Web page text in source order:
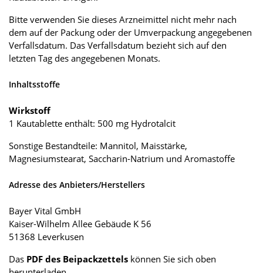
Bitte verwenden Sie dieses Arzneimittel nicht mehr nach
dem auf der Packung oder der Umverpackung angegebenen
Verfallsdatum. Das Verfallsdatum bezieht sich auf den
letzten Tag des angegebenen Monats.
Inhaltsstoffe
Wirkstoff
1 Kautablette enthält: 500 mg Hydrotalcit
Sonstige Bestandteile: Mannitol, Maisstärke,
Magnesiumstearat, Saccharin-Natrium und Aromastoffe
Adresse des Anbieters/Herstellers
Bayer Vital GmbH
Kaiser-Wilhelm Allee Gebäude K 56
51368 Leverkusen
Das PDF des Beipackzettels können Sie sich oben